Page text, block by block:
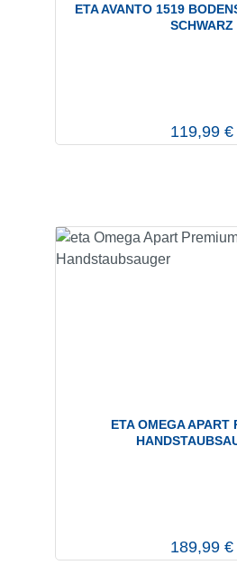
ETA AVANTO 1519
SCHWARZ
119,99 €
ETA OMEGA APART
189,99 €